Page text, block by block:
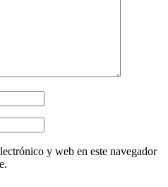
y web en este navegador